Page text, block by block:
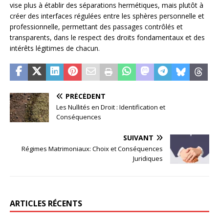
vise plus à établir des séparations hermétiques, mais plutôt à
créer des interfaces régulées entre les sphères personnelle et
professionnelle, permettant des passages contrôlés et
transparents, dans le respect des droits fondamentaux et des
intérêts légitimes de chacun.
PRÉCÉDENT
Les Nullités en Droit : Identification et
Conséquences
SUIVANT
Régimes Matrimoniaux: Choix et Conséquences
Juridiques
ARTICLES RÉCENTS